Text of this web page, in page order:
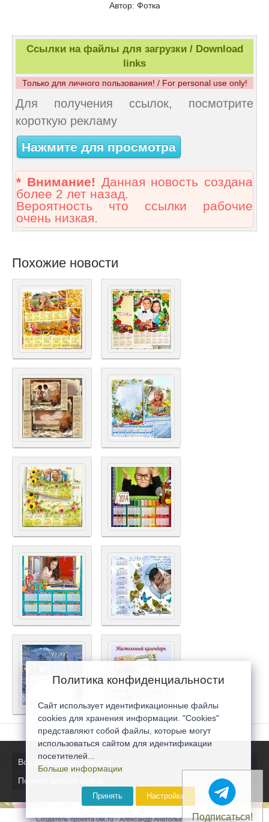
Автор: Фотка
Ссылки на файлы для загрузки / Download
links
Только для личного пользования! / For personal use only!
Для получения ссылок, посмотрите
короткую рекламу
Нажмите для просмотра
* Внимание! Данная новость создана
более 2 лет назад.
Вероятность что ссылки рабочие
очень низкая.
Похожие новости
Все последние новости
Полная версия сайта
Создатель проекта 0lik.ru - Александр Анатольевич © 2007-2026
Подписаться!
Политика конфиденциальности
Сайт использует идентификационные файлы
cookies для хранения информации. "Cookies"
представляют собой файлы, которые могут
использоваться сайтом для идентификации
посетителей...
Больше информации
Принять Настройка